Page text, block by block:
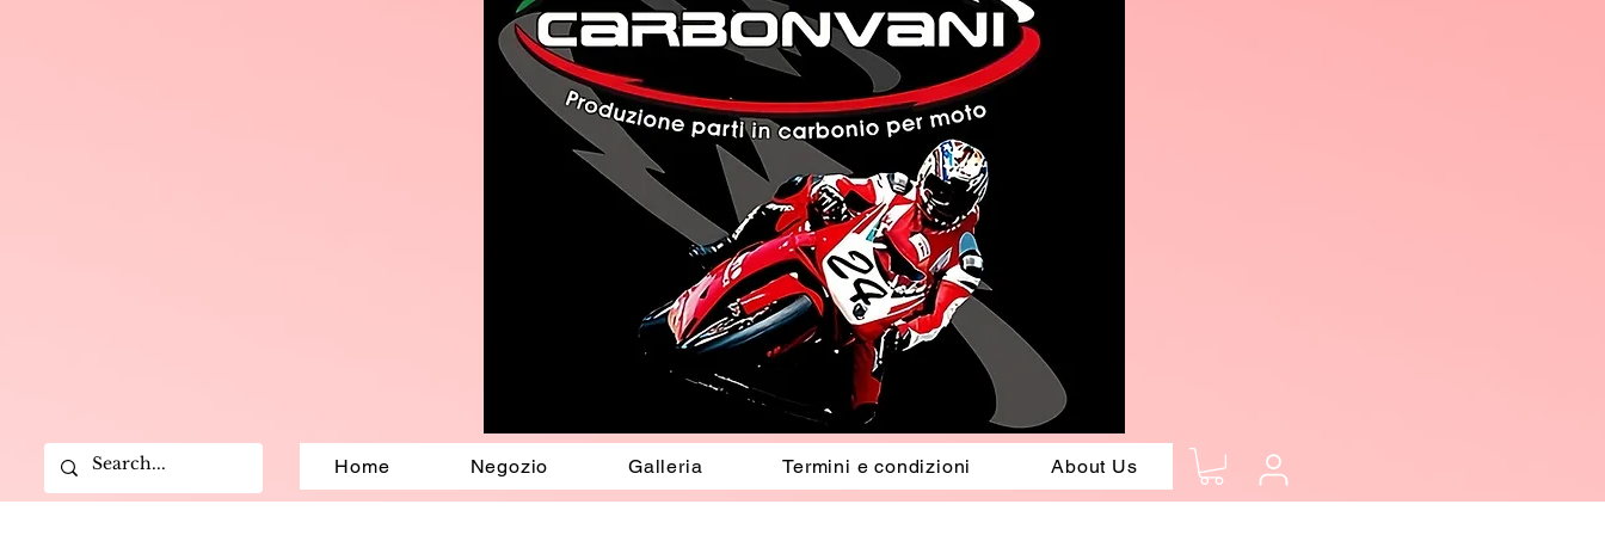
Home Negozio Galleria Termini e condizioni About Us